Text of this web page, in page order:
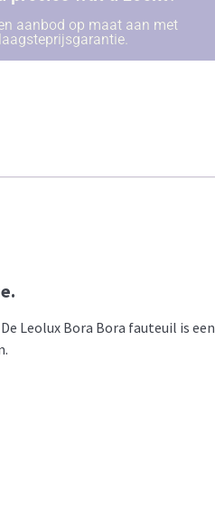
aanbod op maat aan met
laagsteprijsgarantie.
Leolux Bora Bora fauteuil is een